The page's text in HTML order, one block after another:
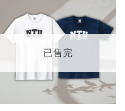
加入
「願
望輕
單」
已售完